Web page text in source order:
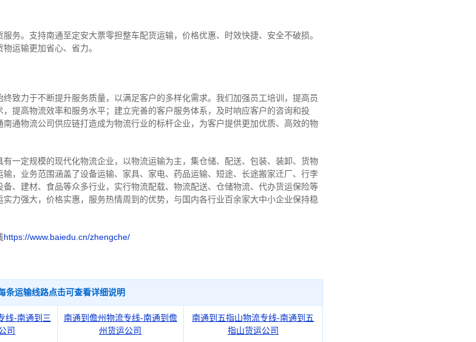
务。支持南通至定安大票零担整车配货运输，价格优惠、时效快捷、安全不破损。
运输更加省心、省力。
致力于不断提升服务质量，以满足客户的多样化需求。我们加强员工培训，提高员
提高物流效率和服务水平；建立完善的客户服务体系，及时响应客户的咨询和投
通物流公司供应链打造成为物流行业的标杆企业，为客户提供更加优质、高效的物
一定规模的现代化物流企业，以物流运输为主，集仓储、配送、包装、装卸、货物
，业务范围涵盖了设备运输、家具、家电、药品运输、短途、长途搬家迁厂、行李
、建材、食品等众多行业，实行物流配载、物流配送、仓储物流、代办货运保险等
力强大，价格实惠，服务热情周到的优势，与国内各行业百余家大中小企业保持稳
https://www.baiedu.cn/zhengche/
条运输线路点击可查看详细说明
线-南通到三
司
南通到儋州物流专线-南通到儋
州货运公司
南通到五指山物流专线-南通到五
指山货运公司